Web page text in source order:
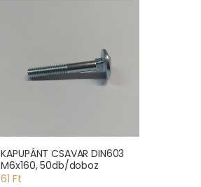
KAPUPÁNT CSAVAR DIN603
M6x160, 50db/doboz
61 Ft